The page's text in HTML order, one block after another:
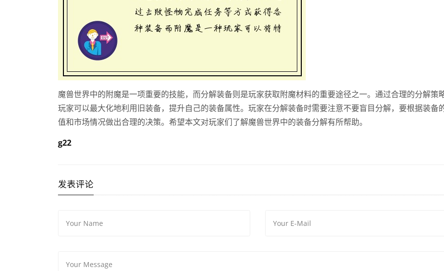
魔兽世界中的附魔是一项重要的技能，而分解装备则是玩家获取附魔材料的重要途径之一。通过合理的分解策略
玩家可以最大化地利用旧装备，提升自己的装备属性。玩家在分解装备时需要注意不要盲目分解，要根据装备
值和市场情况做出合理的决策。希望本文对玩家们了解魔兽世界中的装备分解有所帮助。
g22
发表评论